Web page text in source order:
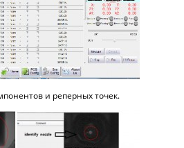
и реперных точек.